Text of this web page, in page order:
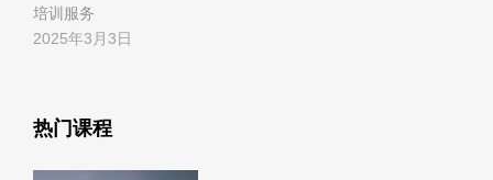
培训服务
2025年3月3日
热门课程